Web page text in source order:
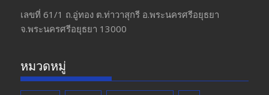
o
o
a
m
u
b
เลขที่ 61/1 ถ.อู่ทอง​ ต.​ท่าวาสุกรี​ อ.พระนครศรีอยุธยา​
จ.พระนครศรีอยุธยา 13000
หมวดหมู่